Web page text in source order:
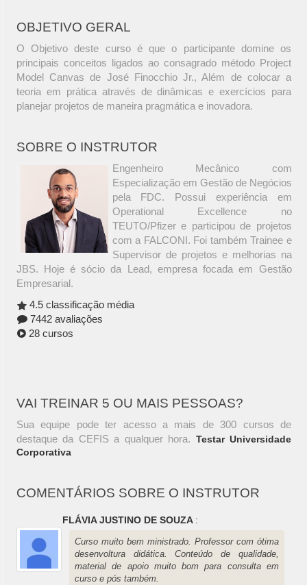
OBJETIVO GERAL
O Objetivo deste curso é que o participante domine os
principais conceitos ligados ao consagrado método Project
Model Canvas de José Finocchio Jr., Além de colocar a
teoria em prática através de dinâmicas e exercícios para
planejar projetos de maneira pragmática e inovadora.
SOBRE O INSTRUTOR
Engenheiro Mecânico com
Especialização em Gestão de Negócios
pela FDC. Possui experiência em
Operational Excellence no
TEUTO/Pfizer e participou de projetos
com a FALCONI. Foi também Trainee e
Supervisor de projetos e melhorias na
JBS. Hoje é sócio da Lead, empresa focada em Gestão
Empresarial.
4.5 classificação média
7442 avaliações
28 cursos
VAI TREINAR 5 OU MAIS PESSOAS?
Sua equipe pode ter acesso a mais de 300 cursos de
destaque da CEFIS a qualquer hora. Testar Universidade
Corporativa
COMENTÁRIOS SOBRE O INSTRUTOR
FLÁVIA JUSTINO DE SOUZA :
Curso muito bem ministrado. Professor com ótima
desenvoltura didática. Conteúdo de qualidade,
material de apoio muito bom para consulta em
curso e pós também.